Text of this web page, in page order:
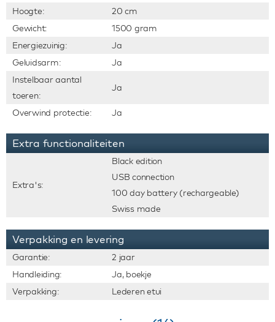
Hoogte:
20 cm
Gewicht:
1500 gram
Energiezuinig:
Ja
Geluidsarm:
Ja
Instelbaar aantal
toeren:
Ja
Overwind protectie: Ja
Extra functionaliteiten
Extra's:
Black edition
USB connection
100 day battery (rechargeable)
Swiss made
Verpakking en levering
Garantie:
2 jaar
Handleiding:
Ja, boekje
Verpakking:
Lederen etui